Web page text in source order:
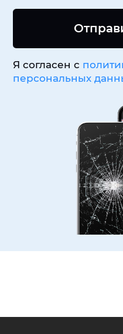
Я согласен с
персональных